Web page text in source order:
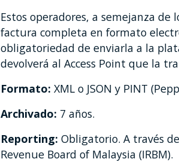
Estos operadores, a semejanza
factura completa en formato
obligatoriedad de enviarla a la
devolverá al Access Point que la
Formato: XML o JSON y PINT
Archivado: 7 años.
Reporting: Obligatorio. A través
Revenue Board of Malaysia (IRBM).